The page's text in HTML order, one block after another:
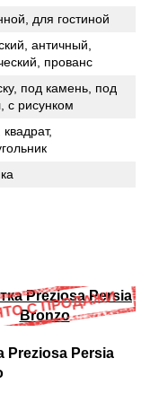
для гостиной
античный,
прованс
под камень, под
с рисунком
квадрат,
Preziosa Persia